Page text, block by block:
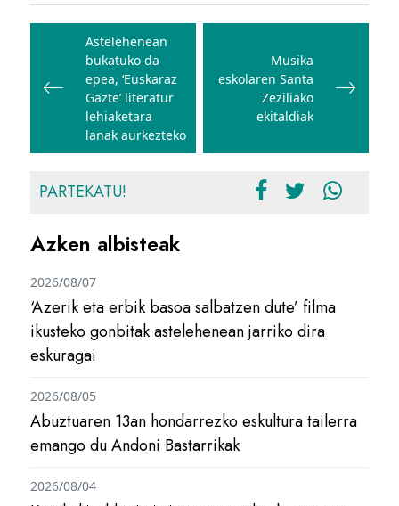
Bidalketetan
zehar
nabigatu
Astelehenean
bukatuko da
epea, ‘Euskaraz
Gazte’ literatur
lehiaketara
lanak aurkezteko
Musika
eskolaren Santa
Zeziliako
ekitaldiak
PARTEKATU!
Azken albisteak
‘Azerik eta erbik basoa salbatzen dute’ filma
ikusteko gonbitak astelehenean jarriko dira
eskuragai
2026/08/07
Abuztuaren 13an hondarrezko eskultura tailerra
emango du Andoni Bastarrikak
2026/08/05
2026/08/04